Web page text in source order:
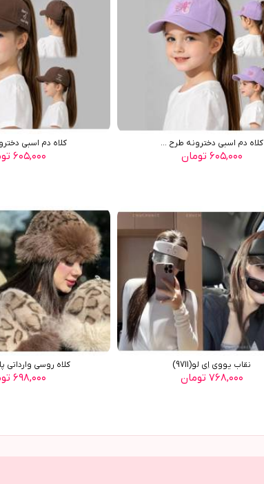
کلاه دم اسبی دخترونه طرح ...
۶۰۵,۰۰۰ تومان
کلاه دم اسبی
۶۰۵,۰۰۰ تومان
نقاب یووی اِی لو(9711)
۷۶۸,۰۰۰ تومان
کلاه روسي وارداتي
۶۹۸,۰۰۰ تومان